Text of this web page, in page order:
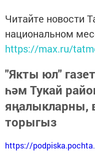
Читайте новости
национальном
https://max.ru/
"Якты юл"
һәм Тукай
яңалыкларны,
торыгыз
https://